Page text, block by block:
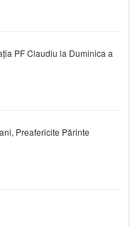
PF Claudiu la Duminica a
Preafericite Părinte